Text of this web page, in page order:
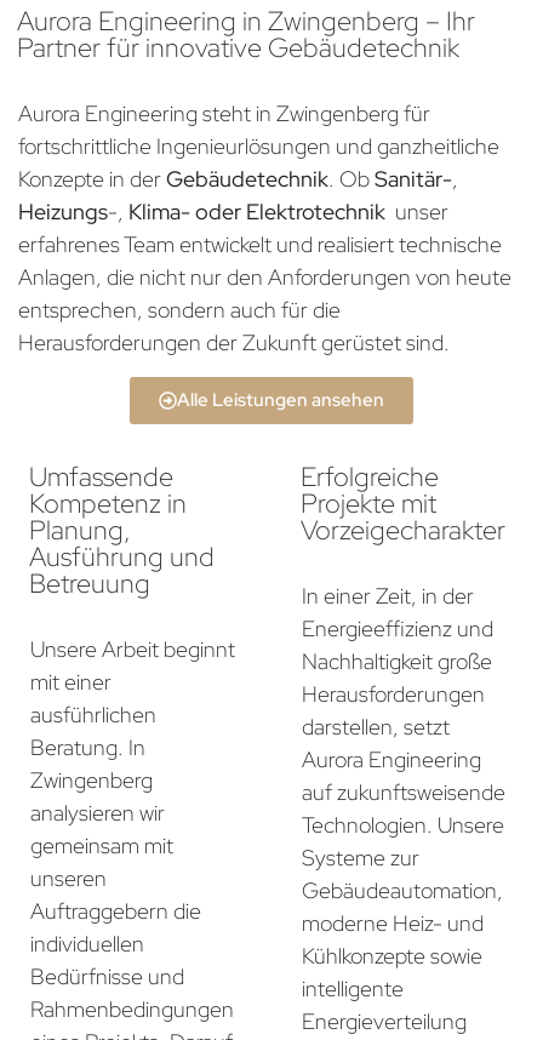
Aurora Engineering in Zwingenberg – Ihr
Partner für innovative Gebäudetechnik
Aurora Engineering steht in Zwingenberg für
fortschrittliche Ingenieurlösungen und ganzheitliche
Konzepte in derGebäudetechnik. ObSanitär-,
Heizungs-, Klima- oder Elektrotechnik unser
erfahrenes Team entwickelt und realisiert technische
Anlagen, die nicht nur den Anforderungen von heute
entsprechen, sondern auch für die
Herausforderungen der Zukunft gerüstet sind.
Alle Leistungen ansehen
Umfassende
Kompetenz in
Planung,
Ausführung und
Betreuung
Unsere Arbeit beginnt
mit einer
ausführlichen
Beratung. In
Zwingenberg
analysieren wir
gemeinsam mit
unseren
Auftraggebern die
individuellen
Bedürfnisse und
Rahmenbedingungen
Erfolgreiche
Projekte mit
Vorzeigecharakter
In einer Zeit, in der
Energieeffizienz und
Nachhaltigkeit große
Herausforderungen
darstellen, setzt
Aurora Engineering
auf zukunftsweisende
Technologien. Unsere
Systeme zur
Gebäudeautomation,
moderne Heiz- und
Kühlkonzepte sowie
intelligente
Energieverteilung